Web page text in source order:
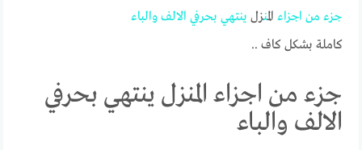
جزء من اجزاء المنزل ينتهي بحرفي الالف والباء
كاملة بشكل كاف ..
جزء من اجزاء المنزل ينتهي بحرفي
الالف والباء